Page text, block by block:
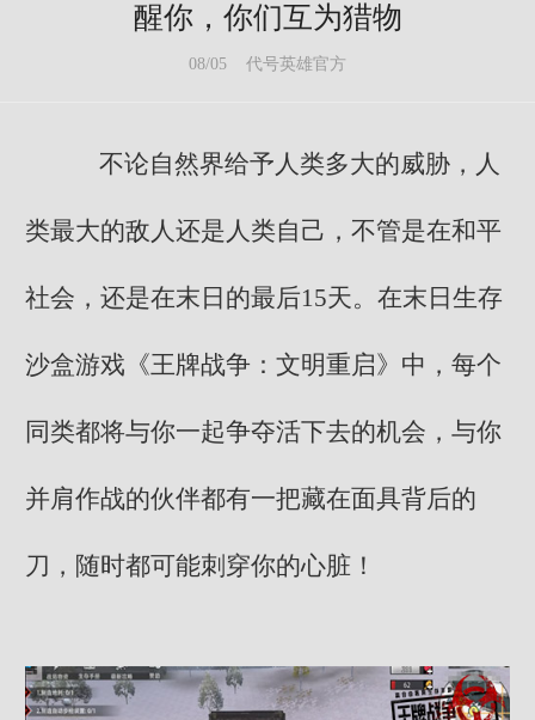
醒你，你们互为猎物
08/05 代号英雄官方
不论自然界给予人类多大的威胁，人
类最大的敌人还是人类自己，不管是在和平
社会，还是在末日的最后15天。在末日生存
沙盒游戏《王牌战争：文明重启》中，每个
同类都将与你一起争夺活下去的机会，与你
并肩作战的伙伴都有一把藏在面具背后的
刀，随时都可能刺穿你的心脏！